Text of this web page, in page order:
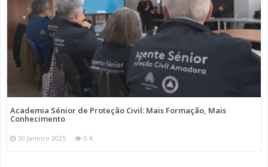
Academia Sénior de Proteção Civil: Mais Formação, Mais
Conhecimento
30 Janeiro 2025 0 K